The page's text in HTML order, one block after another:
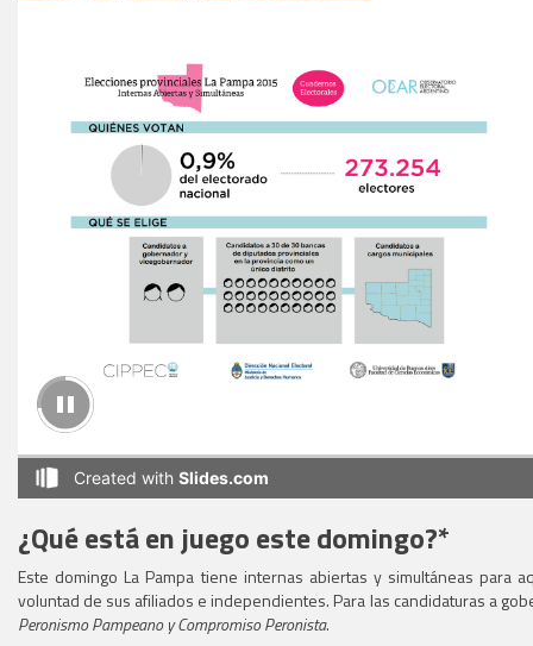
¿Qué está en juego este domingo?*
Este domingo La Pampa tiene internas abiertas y simultáneas para
voluntad de sus afiliados e independientes. Para las candidaturas a
Peronismo Pampeano y Compromiso Peronista.